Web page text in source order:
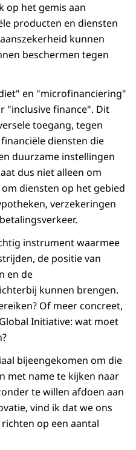
op het gemis aan
producten en diensten
kunnen
beschermen tegen
en "microfinanciering"
"inclusive finance". Dit
toegang, tegen
diensten die
duurzame instellingen
dus niet alleen om
diensten op het gebied
verzekeringen
instrument waarmee
de positie van
en de
kunnen brengen.
Of meer concreet,
Initiative: wat moet
bijeengekomen om die
met name te kijken naar
te willen afdoen aan
vind ik dat we ons
op een aantal